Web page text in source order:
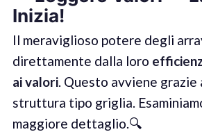
Inizia!
Il meraviglioso potere degli
direttamente dalla loro
ai valori. Questo avviene grazie
struttura tipo griglia.
maggiore dettaglio.🔍